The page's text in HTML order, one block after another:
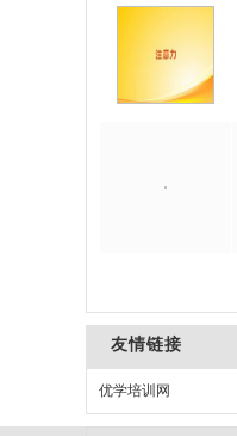
友情链接
优学培训网